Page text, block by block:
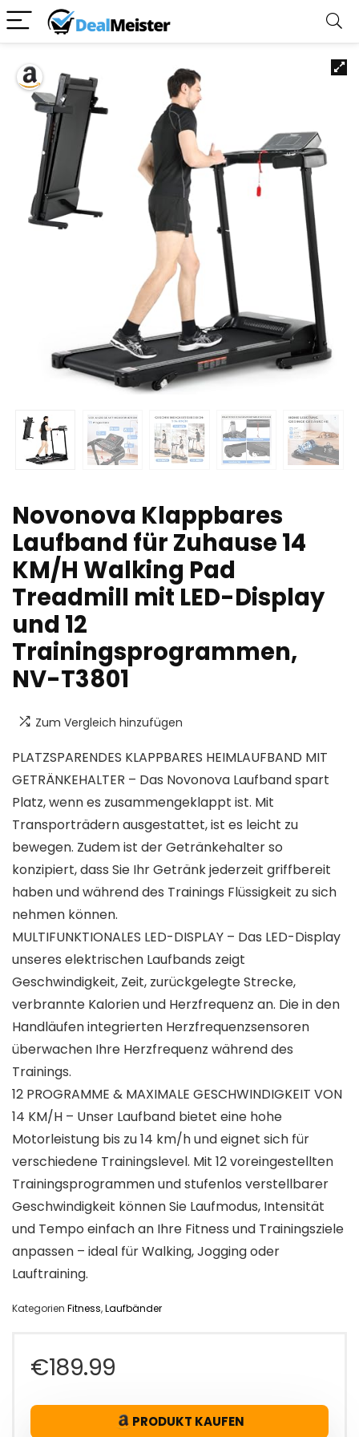
Novonova Klappbares
Laufband für Zuhause 14
KM/H Walking Pad
Treadmill mit LED-Display
und 12
Trainingsprogrammen,
NV-T3801
Zum Vergleich hinzufügen
PLATZSPARENDES KLAPPBARES HEIMLAUFBAND MIT
GETRÄNKEHALTER – Das Novonova Laufband spart
Platz, wenn es zusammengeklappt ist. Mit
Transporträdern ausgestattet, ist es leicht zu
bewegen. Zudem ist der Getränkehalter so
konzipiert, dass Sie Ihr Getränk jederzeit griffbereit
haben und während des Trainings Flüssigkeit zu sich
nehmen können.
MULTIFUNKTIONALES LED-DISPLAY – Das LED-Display
unseres elektrischen Laufbands zeigt
Geschwindigkeit, Zeit, zurückgelegte Strecke,
verbrannte Kalorien und Herzfrequenz an. Die in den
Handläufen integrierten Herzfrequenzsensoren
überwachen Ihre Herzfrequenz während des
Trainings.
12 PROGRAMME & MAXIMALE GESCHWINDIGKEIT VON
14 KM/H – Unser Laufband bietet eine hohe
Motorleistung bis zu 14 km/h und eignet sich für
verschiedene Trainingslevel. Mit 12 voreingestellten
Trainingsprogrammen und stufenlos verstellbarer
Geschwindigkeit können Sie Laufmodus, Intensität
und Tempo einfach an Ihre Fitness und Trainingsziele
anpassen – ideal für Walking, Jogging oder
Lauftraining.
Kategorien Fitness,Laufbänder
€189.99
PRODUKT KAUFEN